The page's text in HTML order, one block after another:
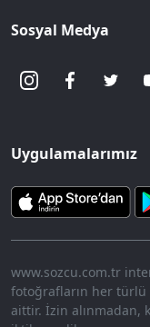
Sosyal Medya
Uygulamalarımız
www.sozcu.com.tr
fotoğrafların her türlü
aittir. İzin alınmadan,